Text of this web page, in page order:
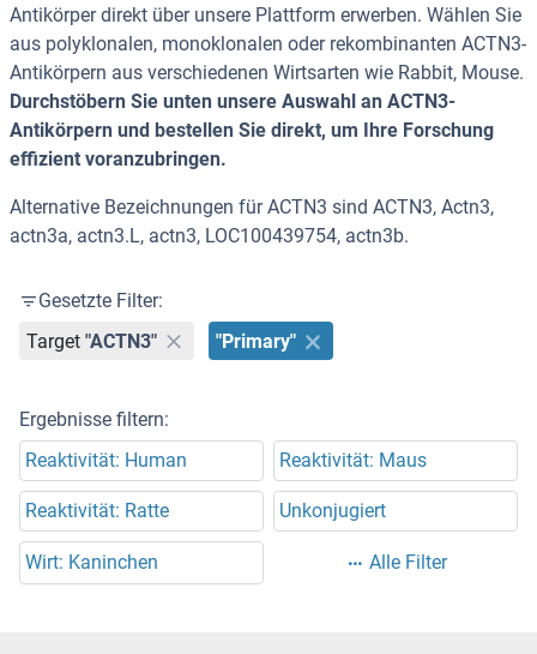
Antikörper direkt über unsere Plattform erwerben. Wählen Sie
aus polyklonalen, monoklonalen oder rekombinanten ACTN3-
Antikörpern aus verschiedenen Wirtsarten wie Rabbit, Mouse.
Durchstöbern Sie unten unsere Auswahl an ACTN3-
Antikörpern und bestellen Sie direkt, um Ihre Forschung
effizient voranzubringen.
Alternative Bezeichnungen für ACTN3 sind ACTN3, Actn3,
actn3a, actn3.L, actn3, LOC100439754, actn3b.
Gesetzte Filter:
Target "ACTN3" "Primary"
Ergebnisse filtern:
Reaktivität: Human
Reaktivität: Maus
Reaktivität: Ratte Unkonjugiert
Wirt: Kaninchen Alle Filter